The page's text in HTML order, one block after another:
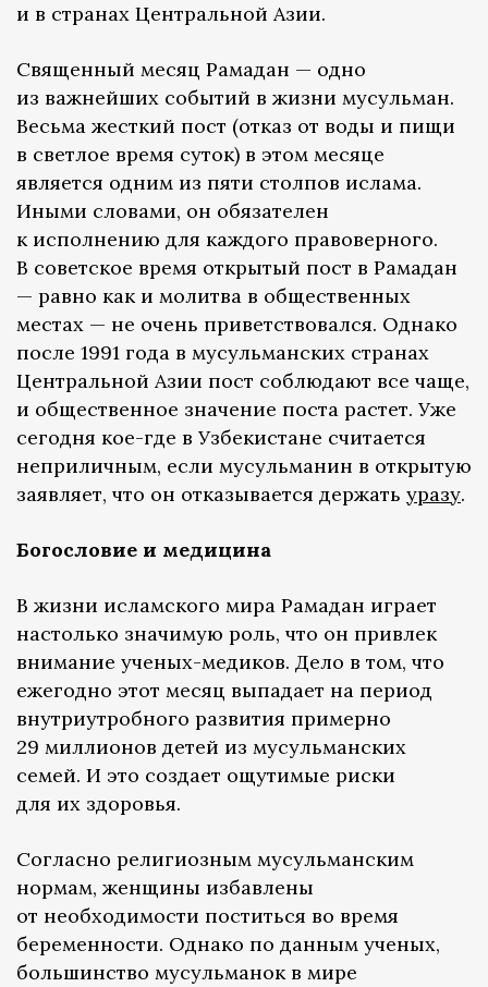
и в странах Центральной Азии.
Священный месяц Рамадан — одно
из важнейших событий в жизни мусульман.
Весьма жесткий пост (отказ от воды и пищи
в светлое время суток) в этом месяце
является одним из пяти столпов ислама.
Иными словами, он обязателен
к исполнению для каждого правоверного.
В советское время открытый пост в Рамадан
— равно как и молитва в общественных
местах — не очень приветствовался. Однако
после 1991 года в мусульманских странах
Центральной Азии пост соблюдают все чаще,
и общественное значение поста растет. Уже
сегодня кое-где в Узбекистане считается
неприличным, если мусульманин в открытую
заявляет, что он отказывается держать уразу.
Богословие и медицина
В жизни исламского мира Рамадан играет
настолько значимую роль, что он привлек
внимание ученых-медиков. Дело в том, что
ежегодно этот месяц выпадает на период
внутриутробного развития примерно
29 миллионов детей из мусульманских
семей. И это создает ощутимые риски
для их здоровья.
Согласно религиозным мусульманским
нормам, женщины избавлены
от необходимости поститься во время
беременности. Однако по данным ученых,
большинство мусульманок в мире